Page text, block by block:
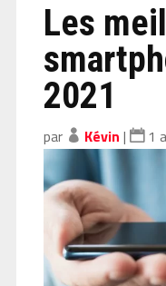
Les
2021
par Kévin | 1